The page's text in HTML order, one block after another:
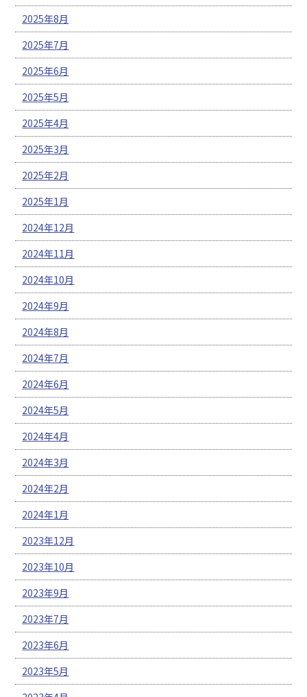
2025年8月
2025年7月
2025年6月
2025年5月
2025年4月
2025年3月
2025年2月
2025年1月
2024年12月
2024年11月
2024年10月
2024年9月
2024年8月
2024年7月
2024年6月
2024年5月
2024年4月
2024年3月
2024年2月
2024年1月
2023年12月
2023年10月
2023年9月
2023年7月
2023年6月
2023年5月